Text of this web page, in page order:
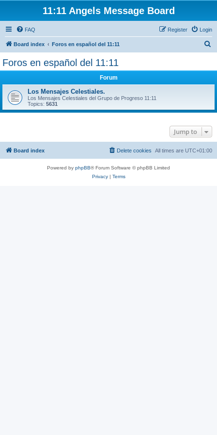
11:11 Angels Message Board
FAQ Login
Register
Board index Foros en español del 11:11
Foros en español del 11:11
Forum
Los Mensajes Celestiales.
Los Mensajes Celestiales del Grupo de Progreso 11:11
Topics: 5631
Jump to
Board index All times are UTC+01:00
Delete cookies
Powered by phpBB® Forum Software © phpBB Limited
Privacy| Terms